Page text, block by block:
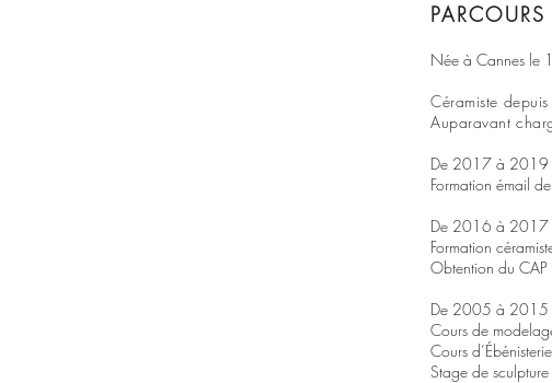
PARCOURS
Née à Cannes
Céramiste
Auparavant
De 2017 à 2019
Formation émail
De 2016 à 2017
Formation
Obtention du CAP
De 2005 à 2015
Cours de
Cours
Stage de